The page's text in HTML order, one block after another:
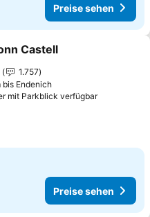
Preise sehen
Favoriten hinzufügen
Castell
1.757
bis Endenich
mit Parkblick verfügbar
Preise sehen